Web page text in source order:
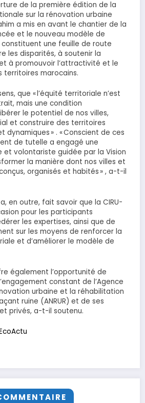
de la première édition de la
sur la rénovation urbaine
a mis en avant le chantier de la
et le nouveau modèle de
une feuille de route
les disparités, à soutenir la
à promouvoir l’attractivité et le
marocains.
que « l’équité territoriale n’est
mais une condition
le potentiel de nos villes,
et construire des territoires
dynamiques » . « Conscient de ces
de tutelle a engagé une
et volontariste guidée par la Vision
la manière dont nos villes et
organisés et habités » , a-t-il
en outre, fait savoir que la CIRU-
pour les participants
les expertises, ainsi que de
sur les moyens de renforcer la
et d’améliorer le modèle de
également l’opportunité de
constant de l’Agence
urbaine et la réhabilitation
ruine (ANRUR) et de ses
privés, a-t-il soutenu.